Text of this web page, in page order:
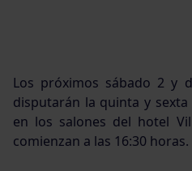
Los próximos sábado 2 y
disputarán la quinta y
en los salones del hotel
comienzan a las 16:30 horas.